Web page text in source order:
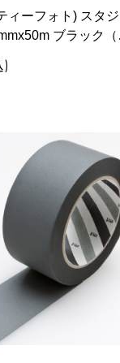
ィーフォト) スタ
ブラック
）